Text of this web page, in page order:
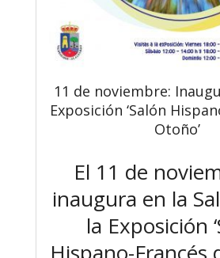
11 de noviembre:
Exposición ‘Salón
Otoño’
El 11 de
inaugura en la
la Exposición
Hispano-Francés